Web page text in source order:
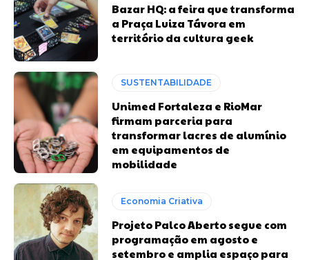
Bazar HQ: a feira que transforma
a Praça Luiza Távora em
território da cultura geek
SUSTENTABILIDADE
Unimed Fortaleza e RioMar
firmam parceria para
transformar lacres de alumínio
em equipamentos de
mobilidade
Economia Criativa
Projeto Palco Aberto segue com
programação em agosto e
setembro e amplia espaço para